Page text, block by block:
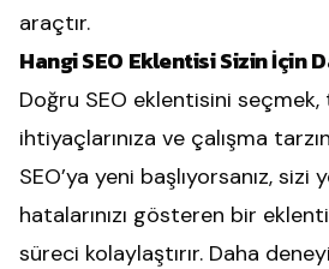
araçtır.
Hangi SEO Eklentisi Sizin İçin
Doğru SEO eklentisini
ihtiyaçlarınıza ve çalışma
SEO’ya yeni başlıyorsanız, sizi
hatalarınızı gösteren bir
süreci kolaylaştırır. Daha